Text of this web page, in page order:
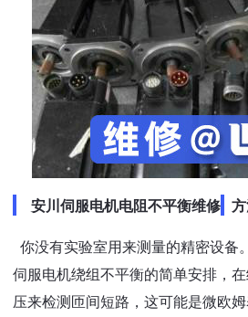
安川伺服电机电阻不平衡维修
你没有实验室用来测量的精密设备
伺服电机绕组不平衡的简单安排，
压来检测匝间短路，这可能是微欧